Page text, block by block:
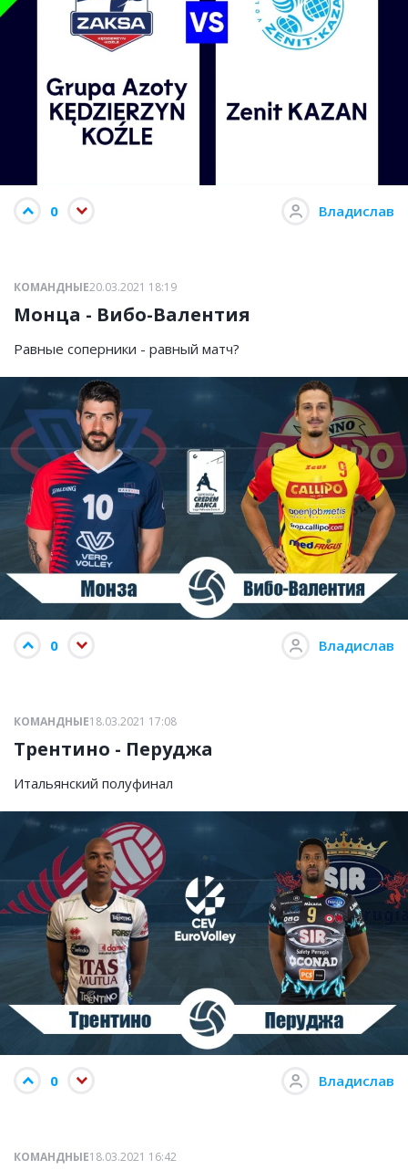
0 Владислав
КОМАНДНЫЕ20.03.2021 18:19
Монца - Вибо-Валентия
Равные соперники - равный матч?
0 Владислав
КОМАНДНЫЕ18.03.2021 17:08
Трентино - Перуджа
Итальянский полуфинал
0 Владислав
КОМАНДНЫЕ18.03.2021 16:42